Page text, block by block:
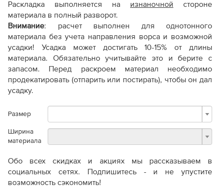
Раскладка выполняется на изнаночной стороне
материала в полный разворот.
Внимание: расчет выполнен для однотонного
материала без учета направления ворса и возможной
усадки! Усадка может достигать 10-15% от длины
материала. Обязательно учитывайте это и берите с
запасом. Перед раскроем материал необходимо
продекатировать (отпарить или постирать), чтобы он дал
усадку.
Размер
Ширина
материала
Обо всех скидках и акциях мы рассказываем в
социальных сетях. Подпишитесь - и не упустите
возможность сэкономить!